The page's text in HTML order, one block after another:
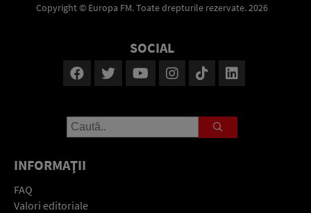
Copyright © Europa FM. Toate drepturile rezervate. 2026
SOCIAL
INFORMAŢII
FAQ
Valori editoriale